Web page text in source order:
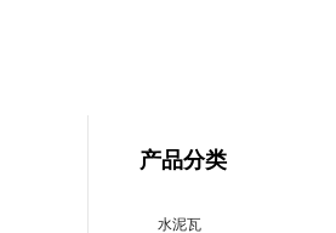
产品分类
水泥瓦